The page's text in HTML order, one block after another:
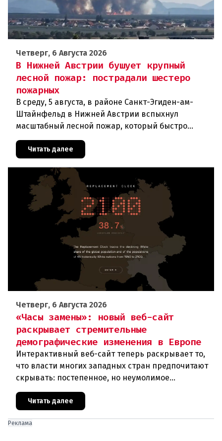
Четверг, 6 Августа 2026
В Нижней Австрии бушует крупный
лесной пожар: пострадали шестеро
пожарных
В среду, 5 августа, в районе Санкт-Эгиден-ам-
Штайнфельд в Нижней Австрии вспыхнул
масштабный лесной пожар, который быстро
В ходе тушения пострадали шесте
Читать далее
Четверг, 6 Августа 2026
«Часы замены»: новый веб-сайт
раскрывает стремительные
демографические изменения в Европе
Интерактивный веб-сайт теперь раскрывает то,
что власти многих западных стран предпочитают
скрывать: постепенное, но неумолимое
сокращение численности населения
европейского происхождения. «Часы замен
Читать далее
Реклама